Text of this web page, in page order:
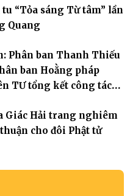
“Tỏa sáng Từ tâm” lần
Quang
Phân ban Thanh Thiếu
ban Hoằng pháp
TƯ tổng kết công tác
Giác Hải trang nghiêm
cho đôi Phật tử